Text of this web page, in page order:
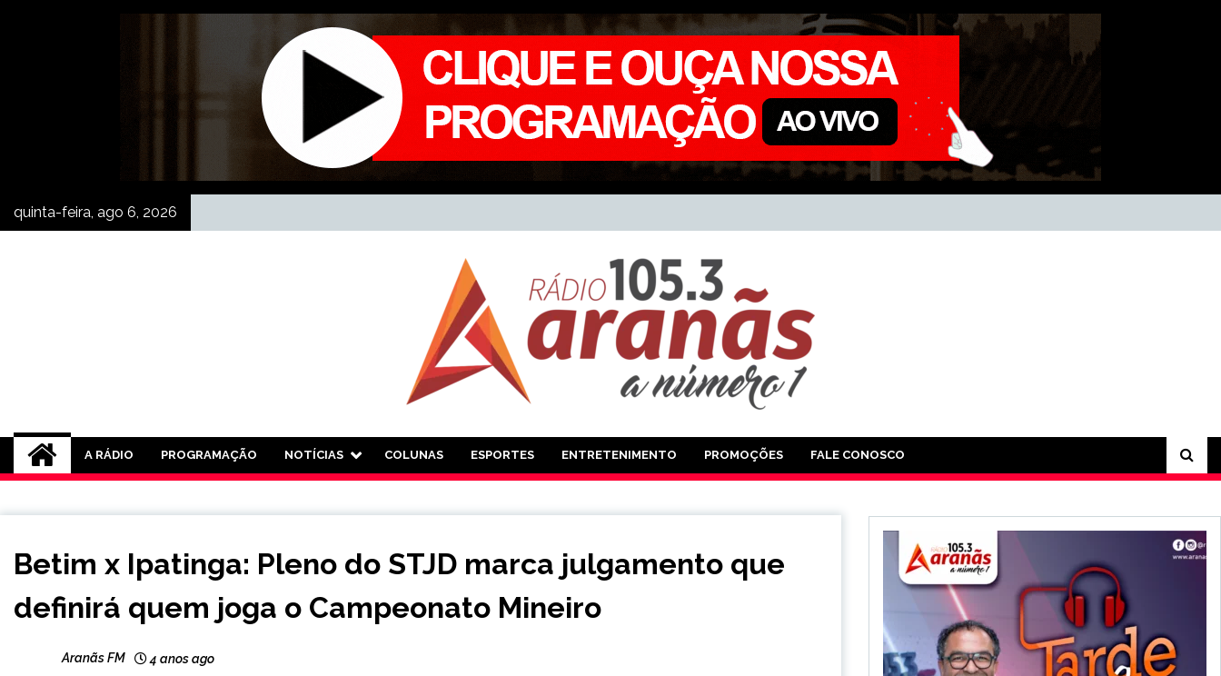
quinta-feira, ago 6, 2026
Rádio Aranãs 105.3
A RÁDIO PROGRAMAÇÃO NOTÍCIAS COLUNAS ESPORTES ENTRETENIMENTO PROMOÇÕES FALE CONOSCO
Betim x Ipatinga: Pleno do STJD marca julgamento que
definirá quem joga o Campeonato Mineiro
Aranãs FM 4 anos ago